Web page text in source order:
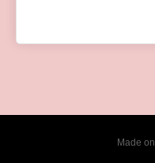
Made on